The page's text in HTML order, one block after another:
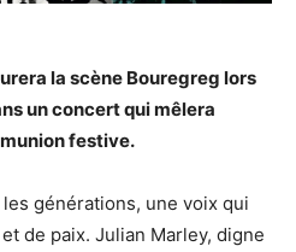
la scène Bouregreg lors
un concert qui mêlera
festive.
générations, une voix qui
de paix. Julian Marley, digne